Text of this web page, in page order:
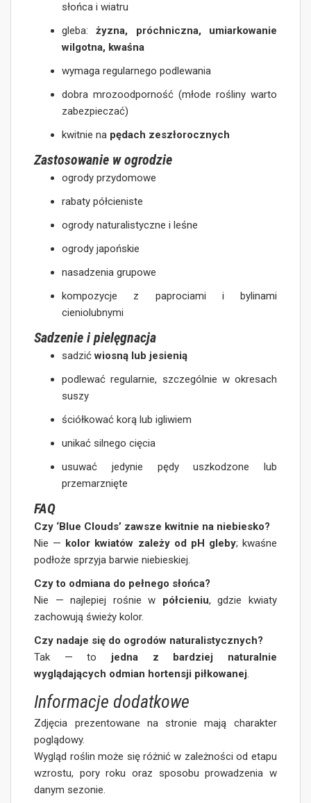
słońca i wiatru
gleba:żyzna, próchniczna, umiarkowanie
wilgotna, kwaśna
wymaga regularnego podlewania
dobra mrozoodporność (młode rośliny warto
zabezpieczać)
kwitnie na pędach zeszłorocznych
Zastosowanie w ogrodzie
ogrody przydomowe
rabaty półcieniste
ogrody naturalistyczne i leśne
ogrody japońskie
nasadzenia grupowe
kompozycje z paprociami i bylinami
cieniolubnymi
Sadzenie i pielęgnacja
sadzićwiosną lub jesienią
podlewać regularnie, szczególnie w okresach
suszy
ściółkować korą lub igliwiem
unikać silnego cięcia
usuwać jedynie pędy uszkodzone lub
przemarznięte
FAQ
Czy ‘Blue Clouds’ zawsze kwitnie na niebiesko?
Nie — kolor kwiatów zależy od pH gleby; kwaśne
podłoże sprzyja barwie niebieskiej.
Czy to odmiana do pełnego słońca?
Nie — najlepiej rośnie w półcieniu, gdzie kwiaty
zachowują świeży kolor.
Czy nadaje się do ogrodów naturalistycznych?
Tak — to jedna z bardziej naturalnie
wyglądających odmian hortensji piłkowanej.
Informacje dodatkowe
Zdjęcia prezentowane na stronie mają charakter
poglądowy.
Wygląd roślin może się różnić w zależności od etapu
wzrostu, pory roku oraz sposobu prowadzenia w
danym sezonie.